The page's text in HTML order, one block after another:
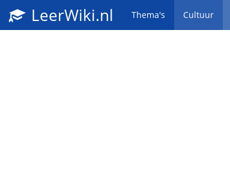
LeerWiki.nl Thema's Cultuur